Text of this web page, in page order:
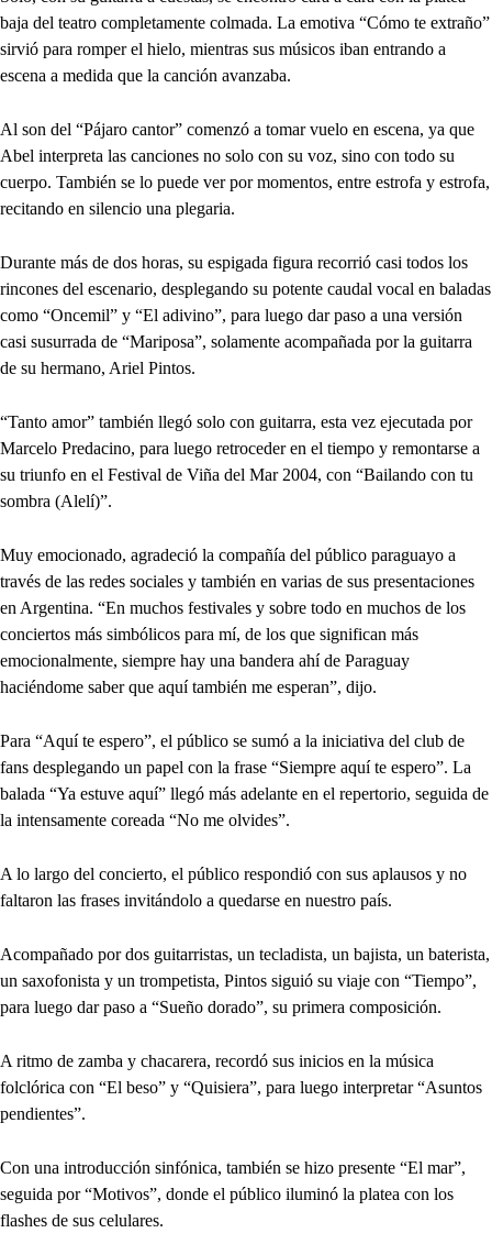
baja del teatro completamente colmada. La emotiva “Cómo te extraño”
sirvió para romper el hielo, mientras sus músicos iban entrando a
escena a medida que la canción avanzaba.
Al son del “Pájaro cantor” comenzó a tomar vuelo en escena, ya que
Abel interpreta las canciones no solo con su voz, sino con todo su
cuerpo. También se lo puede ver por momentos, entre estrofa y estrofa,
recitando en silencio una plegaria.
Durante más de dos horas, su espigada figura recorrió casi todos los
rincones del escenario, desplegando su potente caudal vocal en baladas
como “Oncemil” y “El adivino”, para luego dar paso a una versión
casi susurrada de “Mariposa”, solamente acompañada por la guitarra
de su hermano, Ariel Pintos.
“Tanto amor” también llegó solo con guitarra, esta vez ejecutada por
Marcelo Predacino, para luego retroceder en el tiempo y remontarse a
su triunfo en el Festival de Viña del Mar 2004, con “Bailando con tu
sombra (Alelí)”.
Muy emocionado, agradeció la compañía del público paraguayo a
través de las redes sociales y también en varias de sus presentaciones
en Argentina. “En muchos festivales y sobre todo en muchos de los
conciertos más simbólicos para mí, de los que significan más
emocionalmente, siempre hay una bandera ahí de Paraguay
haciéndome saber que aquí también me esperan”, dijo.
Para “Aquí te espero”, el público se sumó a la iniciativa del club de
fans desplegando un papel con la frase “Siempre aquí te espero”. La
balada “Ya estuve aquí” llegó más adelante en el repertorio, seguida de
la intensamente coreada “No me olvides”.
A lo largo del concierto, el público respondió con sus aplausos y no
faltaron las frases invitándolo a quedarse en nuestro país.
Acompañado por dos guitarristas, un tecladista, un bajista, un baterista,
un saxofonista y un trompetista, Pintos siguió su viaje con “Tiempo”,
para luego dar paso a “Sueño dorado”, su primera composición.
A ritmo de zamba y chacarera, recordó sus inicios en la música
folclórica con “El beso” y “Quisiera”, para luego interpretar “Asuntos
pendientes”.
Con una introducción sinfónica, también se hizo presente “El mar”,
seguida por “Motivos”, donde el público iluminó la platea con los
flashes de sus celulares.